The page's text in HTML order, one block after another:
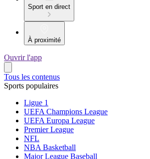
Sport en direct
À proximité
Ouvrir l'app
Tous les contenus
Sports populaires
Ligue 1
UEFA Champions League
UEFA Europa League
Premier League
NFL
NBA Basketball
Major League Baseball